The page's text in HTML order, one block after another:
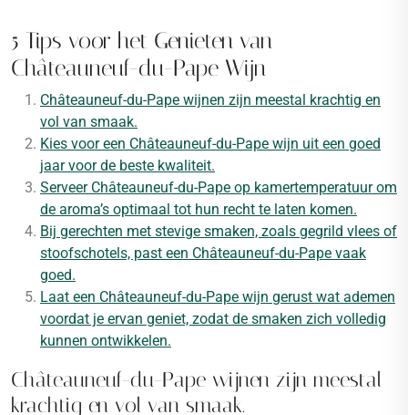
5 Tips voor het Genieten van
Châteauneuf-du-Pape Wijn
Châteauneuf-du-Pape wijnen zijn meestal krachtig en
vol van smaak.
Kies voor een Châteauneuf-du-Pape wijn uit een goed
jaar voor de beste kwaliteit.
Serveer Châteauneuf-du-Pape op kamertemperatuur om
de aroma’s optimaal tot hun recht te laten komen.
Bij gerechten met stevige smaken, zoals gegrild vlees of
stoofschotels, past een Châteauneuf-du-Pape vaak
goed.
Laat een Châteauneuf-du-Pape wijn gerust wat ademen
voordat je ervan geniet, zodat de smaken zich volledig
kunnen ontwikkelen.
Châteauneuf-du-Pape wijnen zijn meestal
krachtig en vol van smaak.